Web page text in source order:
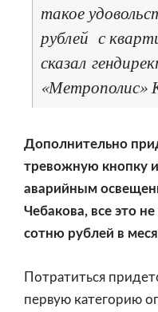
такое
рублей с
сказал
«Метрополис»
Дополнительно
тревожную кнопку
аварийным
Чебакова, все это
сотню рублей в
Потратиться
первую категорию